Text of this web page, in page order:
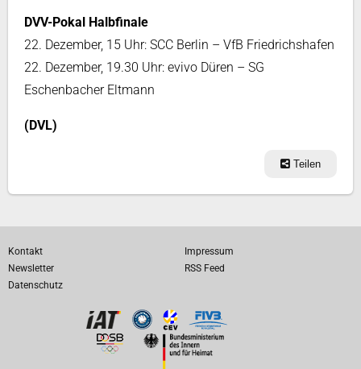
DVV-Pokal Halbfinale
22. Dezember, 15 Uhr: SCC Berlin – VfB Friedrichshafen
22. Dezember, 19.30 Uhr: evivo Düren – SG
Eschenbacher Eltmann
(DVL)
Teilen
Kontakt
Impressum
Newsletter
RSS Feed
Datenschutz